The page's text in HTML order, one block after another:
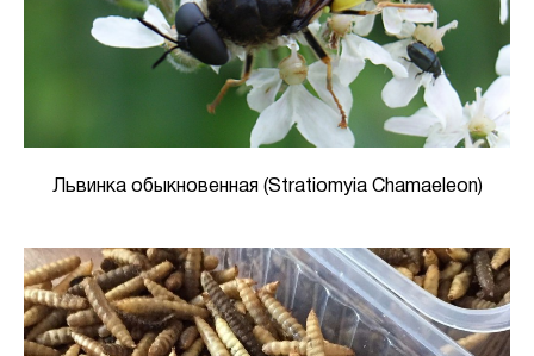
Львинка обыкновенная (Stratiomyia Chamaeleon)